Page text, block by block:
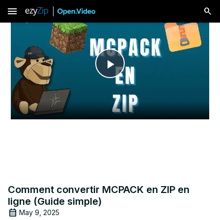
menu
Play
Video
Comment convertir MCPACK en ZIP en
ligne (Guide simple)
May 9, 2025